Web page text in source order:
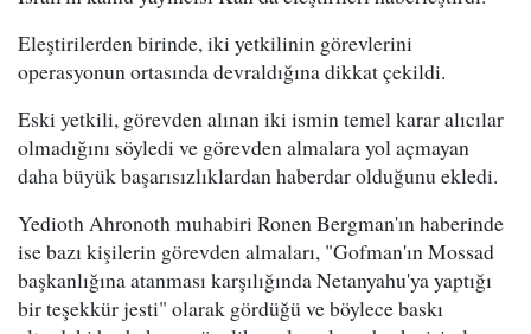
Eleştirilerden birinde, iki yetkilinin görevlerini
operasyonun ortasında devraldığına dikkat çekildi.
Eski yetkili, görevden alınan iki ismin temel karar alıcılar
olmadığını söyledi ve görevden almalara yol açmayan
daha büyük başarısızlıklardan haberdar olduğunu ekledi.
Yedioth Ahronoth muhabiri Ronen Bergman'ın haberinde
ise bazı kişilerin görevden almaları, "Gofman'ın Mossad
başkanlığına atanması karşılığında Netanyahu'ya yaptığı
bir teşekkür jesti" olarak gördüğü ve böylece baskı